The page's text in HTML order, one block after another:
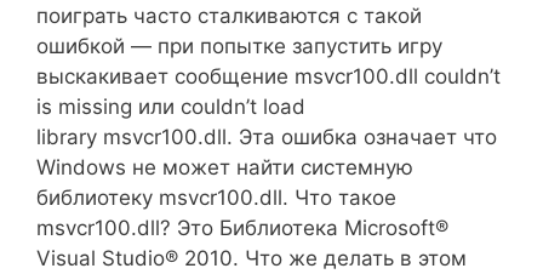
поиграть часто сталкиваются с такой
ошибкой — при попытке запустить игру
выскакивает сообщение msvcr100.dll couldn’t
is missing или couldn’t load
library msvcr100.dll. Эта ошибка означает что
Windows не может найти системную
библиотеку msvcr100.dll. Что такое
msvcr100.dll? Это Библиотека Microsoft®
Visual Studio® 2010. Что же делать в этом